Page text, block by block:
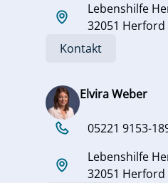
Lebenshilfe
32051 Herford
Kontakt
Elvira Weber
05221 9153-
Lebenshilfe
32051 Herford